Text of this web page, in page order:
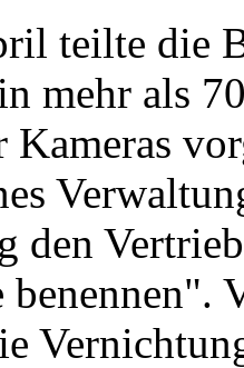
teilte die
mehr als
Kameras
den
benennen".